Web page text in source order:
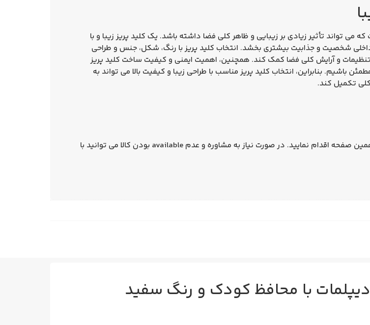
می‌ تواند تأثیر زیادی بر زیبایی و ظاهر کلی فضا داشته باشد. یک کلید پریز زیبا و با
شخصیت و جذابیت بیشتری بخشد. انتخاب کلید پریز با رنگ، شکل، جنس و طراحی
و آرایش کلی فضا کمک کند. همچنین، اهمیت ایمنی و کیفیت ساخت کلید پریز
باشیم. بنابراین، انتخاب کلید پریز مناسب با طراحی زیبا و کیفیت بالا می‌ تواند به
تکمیل کند.
می توانید از همین صفحه اقدام نمایید. در صورت نیاز به مشاوره و عدم available بودن کالا می توانید با
دیپلمات با محافظ کودک و رنگ سفید